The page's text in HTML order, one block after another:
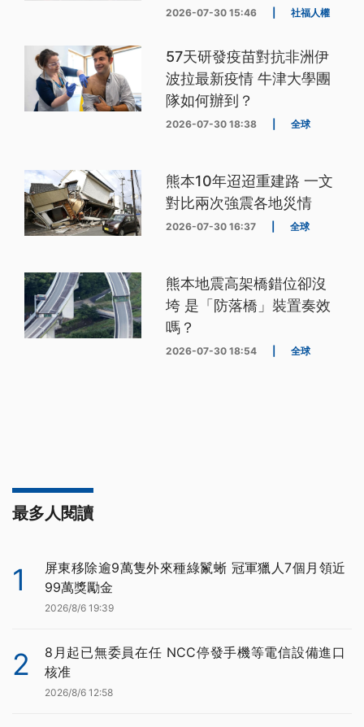
2026-07-30 15:46 社福人權
57天研發疫苗對抗非洲伊
波拉最新疫情 牛津大學團
隊如何辦到？
2026-07-30 18:38 全球
熊本10年迢迢重建路 一文
對比兩次強震各地災情
2026-07-30 16:37 全球
熊本地震高架橋錯位卻沒
垮 是「防落橋」裝置奏效
嗎？
2026-07-30 18:54 全球
最多人閱讀
1
屏東移除逾9萬隻外來種綠鬣蜥 冠軍獵人7個月領近
99萬獎勵金
2026/8/6 19:39
2
8月起已無委員在任 NCC停發手機等電信設備進口
核准
2026/8/6 12:58